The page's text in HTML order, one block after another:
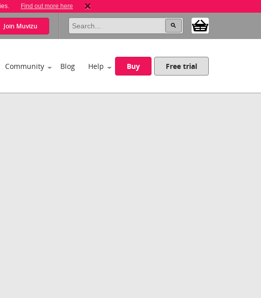
Find out more here
Join Muvizu
Community Blog Help Buy Free trial